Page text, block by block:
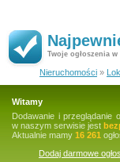
Twoje ogłoszenia
Nieruchomości »
Witamy
Dodawanie i przeglądanie
w naszym serwisie jest
Aktualnie mamy 16 261
Dodaj darmowe